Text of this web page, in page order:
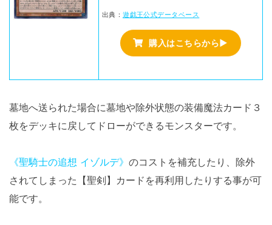
出典：遊戯王公式データベース
購入はこちらから▶
墓地へ送られた場合に墓地や除外状態の装備魔法カード３
枚をデッキに戻してドローができるモンスターです。
《聖騎士の追想 イゾルデ》 のコストを補充したり、除外
されてしまった【聖剣】カードを再利用したりする事が可
能です。